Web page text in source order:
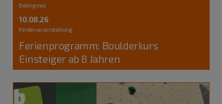
Beilngries
10.08.26
Kinderveranstaltung
Ferienprogramm: Boulderkurs
Einsteiger ab 8 Jahren